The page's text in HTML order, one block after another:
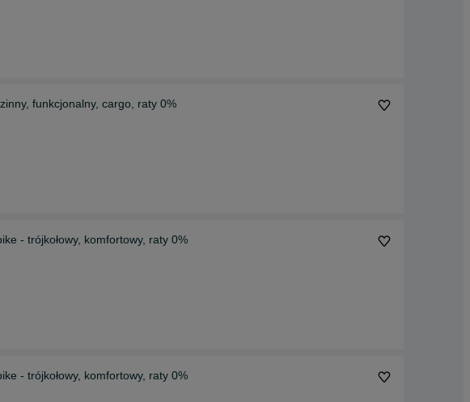
funkcjonalny, cargo, raty 0%
- trójkołowy, komfortowy, raty 0%
- trójkołowy, komfortowy, raty 0%